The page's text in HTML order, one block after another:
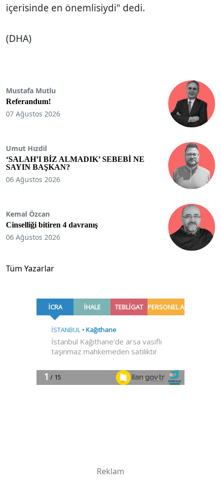
içerisinde en önemlisiydi" dedi.
(DHA)
Mustafa Mutlu
Referandum!
07 Ağustos 2026
Umut Hızdil
‘SALAH’I BİZ ALMADIK’ SEBEBİ NE
SAYIN BAŞKAN?
06 Ağustos 2026
Kemal Özcan
Cinselliği bitiren 4 davranış
06 Ağustos 2026
Tüm Yazarlar